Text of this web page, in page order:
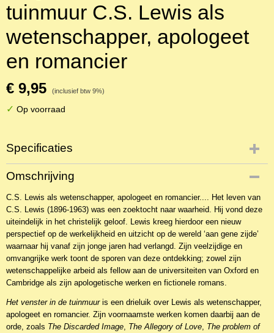
tuinmuur C.S. Lewis als
wetenschapper, apologeet
en romancier
€ 9,95 (inclusief btw 9%)
✓ Op voorraad
Specificaties
Productcode
NBKCL-14634
EAN code
9789462788152
Omschrijving
C.S. Lewis als wetenschapper, apologeet en romancier.... Het leven van
C.S. Lewis (1896-1963) was een zoektocht naar waarheid. Hij vond deze
uiteindelijk in het christelijk geloof. Lewis kreeg hierdoor een nieuw
perspectief op de werkelijkheid en uitzicht op de wereld ‘aan gene zijde’
waarnaar hij vanaf zijn jonge jaren had verlangd. Zijn veelzijdige en
omvangrijke werk toont de sporen van deze ontdekking; zowel zijn
wetenschappelijke arbeid als fellow aan de universiteiten van Oxford en
Cambridge als zijn apologetische werken en fictionele romans.
Het venster in de tuinmuuris een drieluik over Lewis als wetenschapper,
apologeet en romancier. Zijn voornaamste werken komen daarbij aan de
orde, zoals The Discarded Image, The Allegory of Love, The problem of